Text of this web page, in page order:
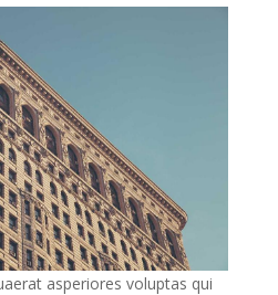
asperiores voluptas qui